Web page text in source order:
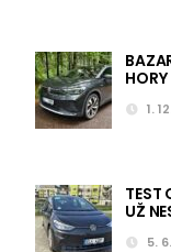
HORY
1.
TEST
UŽ
5.